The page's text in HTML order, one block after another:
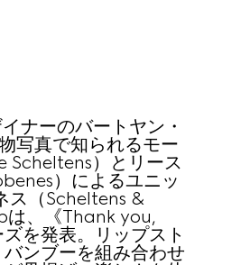
ナーのバートヤン・
写真で知られるモー
Scheltens）とリース
）によるユニッ
ス（Scheltens &
、《Thank you,
を発表。リップスト
ンブーを組み合わせ